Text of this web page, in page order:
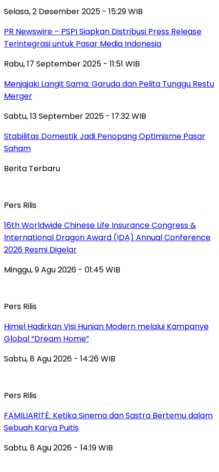
Selasa, 2 Desember 2025 - 15:29 WIB
PR Newswire – PSPI Siapkan Distribusi Press Release
Terintegrasi untuk Pasar Media Indonesia
Rabu, 17 September 2025 - 11:51 WIB
Menjajaki Langit Sama: Garuda dan Pelita Tunggu Restu
Merger
Sabtu, 13 September 2025 - 17:32 WIB
Stabilitas Domestik Jadi Penopang Optimisme Pasar
Saham
Berita Terbaru
Pers Rilis
16th Worldwide Chinese Life Insurance Congress &
International Dragon Award (IDA) Annual Conference
2026 Resmi Digelar
Minggu, 9 Agu 2026 - 01:45 WIB
Pers Rilis
Himel Hadirkan Visi Hunian Modern melalui Kampanye
Global “Dream Home”
Sabtu, 8 Agu 2026 - 14:26 WIB
Pers Rilis
FAMILIARITÉ: Ketika Sinema dan Sastra Bertemu dalam
Sebuah Karya Puitis
Sabtu, 8 Agu 2026 - 14:19 WIB